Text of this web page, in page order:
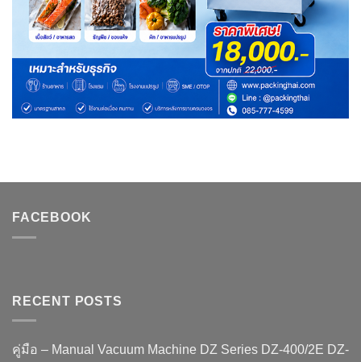
FACEBOOK
RECENT POSTS
คู่มือ – Manual Vacuum Machine DZ Series DZ-400/2E DZ-